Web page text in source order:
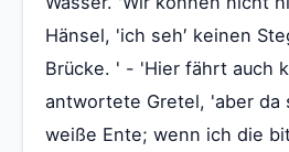
Hänsel, 'ich seh′ keinen
Brücke. ' - 'Hier fährt auch
antwortete Gretel, 'aber da
weiße Ente; wenn ich die